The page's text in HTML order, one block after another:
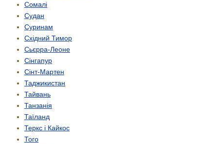
Сомалі
Судан
Суринам
Східний Тимор
Сьєрра-Леоне
Сінгапур
Сінт-Мартен
Таджикистан
Тайвань
Танзанія
Таїланд
Теркс і Кайкос
Того